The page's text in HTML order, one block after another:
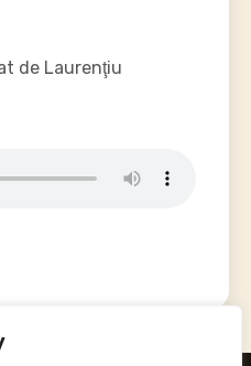
de Laurenţiu